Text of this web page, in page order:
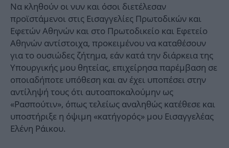
Να κληθούν οι νυν και όσοι διετέλεσαν
προϊστάμενοι στις Εισαγγελίες Πρωτοδικών και
Εφετών Αθηνών και στο Πρωτοδικείο και Εφετείο
Αθηνών αντίστοιχα, προκειμένου να καταθέσουν
για το ουσιώδες ζήτημα, εάν κατά την διάρκεια της
Υπουργικής μου θητείας, επιχείρησα παρέμβαση σε
οποιαδήποτε υπόθεση και αν έχει υποπέσει στην
αντίληψή τους ότι αυτοαποκαλούμην ως
«Ρασπούτιν», όπως τελείως αναληθώς κατέθεσε και
υποστήριξε η όψιμη «κατήγορός» μου Εισαγγελέας
Ελένη Ράικου.